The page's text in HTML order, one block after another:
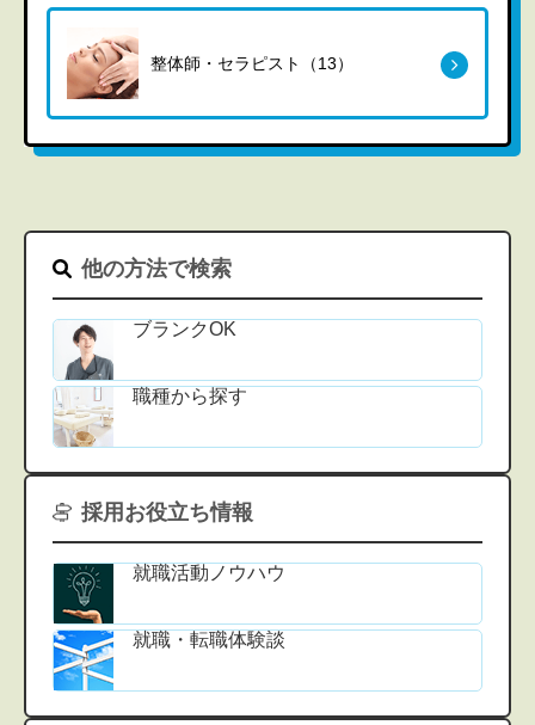
整体師・セラピスト（13）
他の方法で検索
ブランクOK
職種から探す
採用お役立ち情報
就職活動ノウハウ
就職・転職体験談